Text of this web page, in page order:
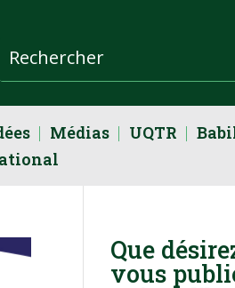
Médias UQTR
Que
vous